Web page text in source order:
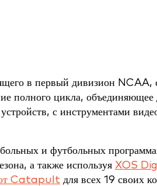
в первый дивизион NCAA,
полного цикла, объединяющее
с инструментами
и футбольных
а также используя XOS
Catapult для всех 19 своих